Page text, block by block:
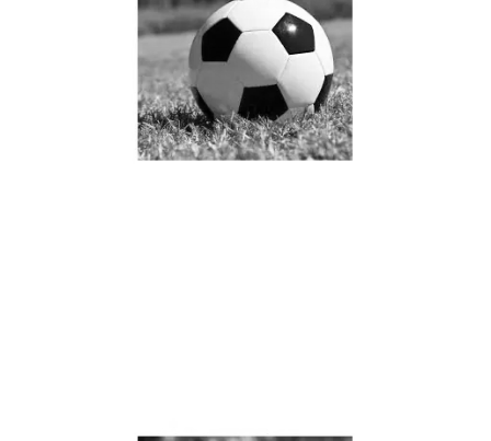
金年会水原三星迎战香港
球队期待精彩对决展现亚
洲足球魅力与激情